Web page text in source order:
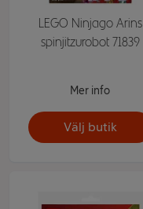
LEGO Ninjago Arins
spinjitzurobot 71839
Mer info
Välj butik